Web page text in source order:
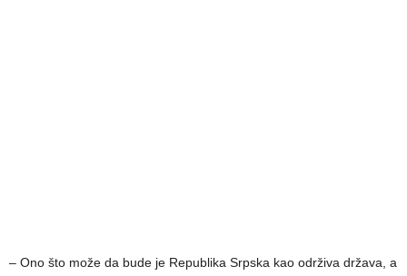
– Ono što može da bude je Republika Srpska kao održiva država, a